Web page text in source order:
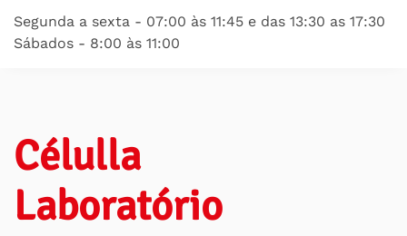
Segunda a sexta - 07:00 às 11:45 e das 13:30 as 17:30
Sábados - 8:00 às 11:00
Célulla
Laboratório